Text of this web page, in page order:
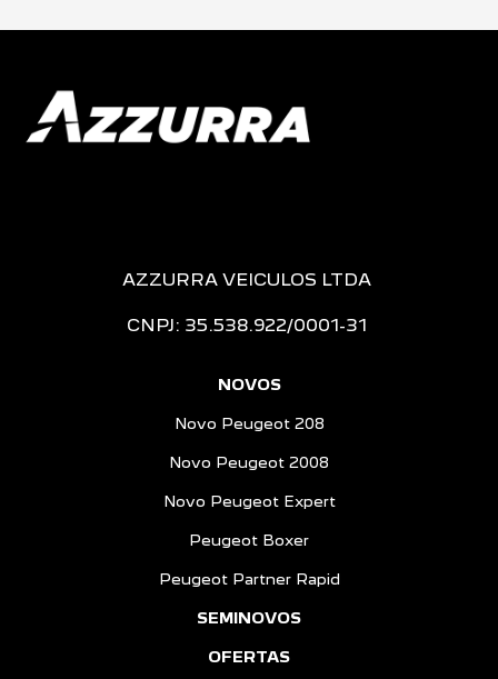
AZZURRA VEICULOS LTDA
CNPJ: 35.538.922/0001-31
NOVOS
Novo Peugeot 208
Novo Peugeot 2008
Novo Peugeot Expert
Peugeot Boxer
Peugeot Partner Rapid
SEMINOVOS
OFERTAS